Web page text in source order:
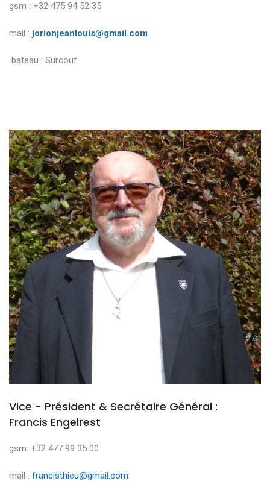
gsm : +32 475 94 52 35
mail : jorionjeanlouis@gmail.com
bateau : Surcouf
Vice - Président & Secrétaire Général :
Francis Engelrest
gsm: +32 477 99 35 00
mail : francisthieu@gmail.com